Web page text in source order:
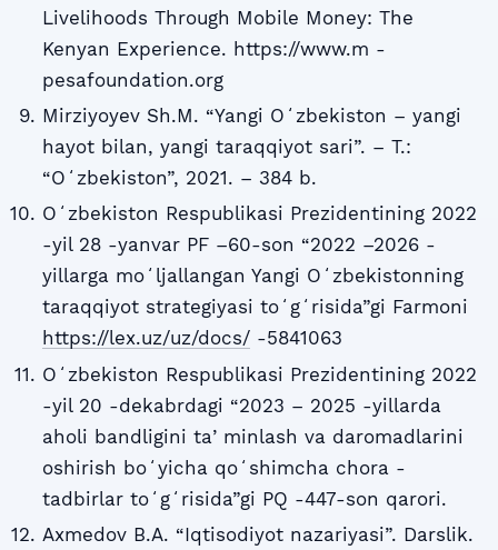
Livelihoods Through Mobile Money: The
Kenyan Experience. https://www.m -
pesafoundation.org
Mirziyoyev Sh.M. “Yangi Oʻzbekiston – yangi
hayot bilan, yangi taraqqiyot sari”. – T.:
“Oʻzbekiston”, 2021. – 384 b.
Oʻzbekiston Respublikasi Prezidentining 2022
-yil 28 -yanvar PF –60-son “2022 –2026 -
yillarga moʻljallangan Yangi Oʻzbekistonning
taraqqiyot strategiyasi toʻgʻrisida”gi Farmoni
https://lex.uz/uz/docs/-5841063
Oʻzbekiston Respublikasi Prezidentining 2022
-yil 20 -dekabrdagi “2023 – 2025 -yillarda
aholi bandligini taʼminlash va daromadlarini
oshirish boʻyicha qoʻshimcha chora -
tadbirlar toʻgʻrisida”gi PQ -447-son qarori.
Axmedov B.A. “Iqtisodiyot nazariyasi”. Darslik.